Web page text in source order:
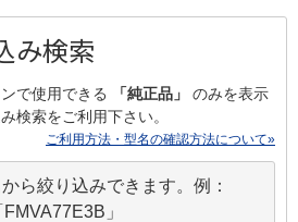
み検索
で使用できる 「純正品」
のみを表示
検索をご利用下さい。
ご利用方法・型名の確認方法について»
ら絞り込みできます。例：
FMVA77E3B」